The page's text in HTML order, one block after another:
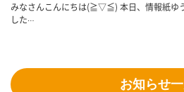
みなさんこんにちは(≧▽≦) 本日、情報紙ゆ
した…
お知らせ